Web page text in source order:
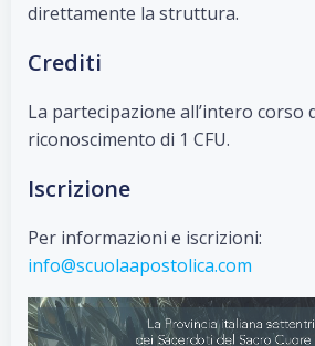
direttamente la struttura.
Crediti
La partecipazione all’intero corso
riconoscimento di 1 CFU.
Iscrizione
Per informazioni e iscrizioni:
info@scuolaapostolica.com